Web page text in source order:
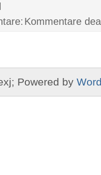
Kommentare
Powered by